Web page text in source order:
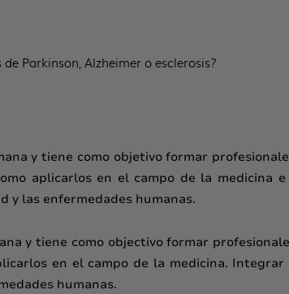
Parkinson, Alzheimer o esclerosis?
y tiene como objetivo formar
aplicarlos en el campo de la medicina
y las enfermedades humanas.
y tiene como objectivo formar
en el campo de la medicina. Integrar
humanas.